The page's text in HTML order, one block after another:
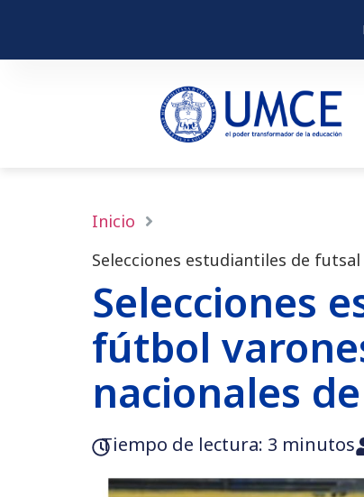
Inicio
Selecciones estudiantiles de
Selecciones
fútbol
nacionales de
Tiempo de lectura:‎ 3 minutos